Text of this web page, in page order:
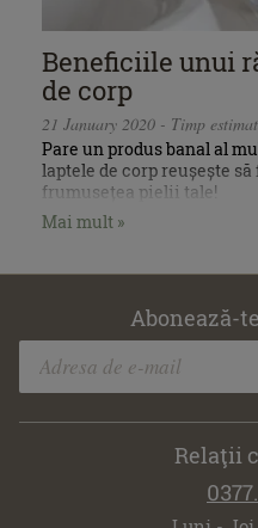
Beneficiile unui
de corp
21 January 2020 - Timp
Pare un produs banal al
laptele de corp reușește
frumusețea pielii tale!
Mai mult »
Abonează-
Relaţii